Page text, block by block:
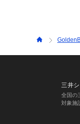
三井
全国の
対象施